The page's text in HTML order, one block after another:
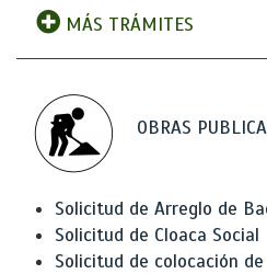
MÁS TRÁMITES
OBRAS
Solicitud de Arreglo de
Solicitud de Cloaca Social
Solicitud de colocación